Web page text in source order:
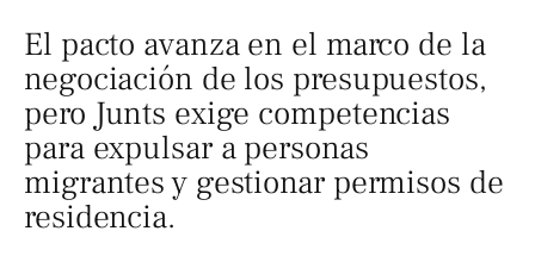
El pacto avanza en el marco de la
negociación de los presupuestos,
pero Junts exige competencias
para expulsar a personas
migrantes y gestionar permisos de
residencia.